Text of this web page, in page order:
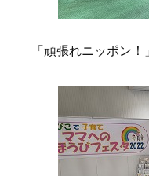
「頑張れニッポン